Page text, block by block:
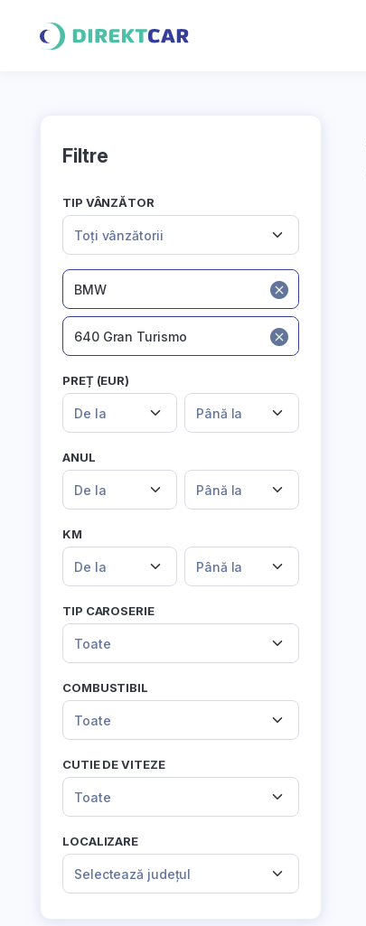
Filtre
TIP VÂNZĂTOR
Toți vânzătorii
BMW
640 Gran Turismo
PREȚ (EUR)
De la Până la
ANUL
De la Până la
KM
De la Până la
TIP CAROSERIE
Toate
COMBUSTIBIL
Toate
CUTIE DE VITEZE
Toate
LOCALIZARE
Selectează județul